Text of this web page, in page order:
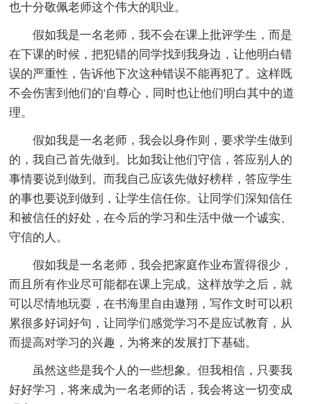
也十分敬佩老师这个伟大的职业。
假如我是一名老师，我不会在课上批评学生，而是
在下课的时候，把犯错的同学找到我身边，让他明白错
误的严重性，告诉他下次这种错误不能再犯了。这样既
不会伤害到他们的'自尊心，同时也让他们明白其中的道
理。
假如我是一名老师，我会以身作则，要求学生做到
的，我自己首先做到。比如我让他们守信，答应别人的
事情要说到做到。而我自己应该先做好榜样，答应学生
的事也要说到做到，让学生信任你。让同学们深知信任
和被信任的好处，在今后的学习和生活中做一个诚实、
守信的人。
假如我是一名老师，我会把家庭作业布置得很少，
而且所有作业尽可能都在课上完成。这样放学之后，就
可以尽情地玩耍，在书海里自由遨翔，写作文时可以积
累很多好词好句，让同学们感觉学习不是应试教育，从
而提高对学习的兴趣，为将来的发展打下基础。
虽然这些是我个人的一些想象。但我相信，只要我
好好学习，将来成为一名老师的话，我会将这一切变成